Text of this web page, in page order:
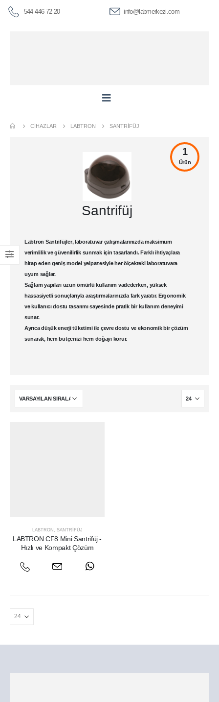
544 446 72 20 info@labmerkezi.com
CIHAZLAR LABTRON SANTRIFÜJ
Santrifüj
Labtron Santrifüjler,laboratuvarçalışmalarınızda maksimum
verimlilik ve güvenilirlik sunmak için tasarlandı. Farklı ihtiyaçlara
hitap eden geniş model yelpazesiyle her ölçekteki laboratuvara
uyum sağlar.
Sağlam yapıları uzun ömürlü kullanım vadederken, yüksek
hassasiyetli sonuçlarıyla araştırmalarınızda fark yaratır. Ergonomik
ve kullanıcı dostu tasarımı sayesinde pratik bir kullanım deneyimi
sunar.
Ayrıca düşük enerji tüketimi ile çevre dostu ve ekonomik bir çözüm
sunarak, hem bütçenizi hem doğayı korur.
1
Ürün
LABTRON , SANTRIFÜJ
LABTRON CF8 Mini Santrifüj -
Hızlı ve Kompakt Çözüm